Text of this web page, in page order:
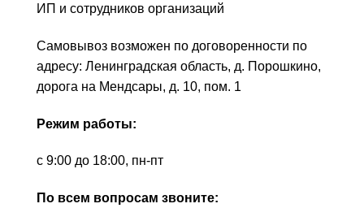
ИП и сотрудников организаций
Самовывоз возможен по договоренности по
адресу: Ленинградская область, д. Порошкино,
дорога на Мендсары, д. 10, пом. 1
Режим работы:
с 9:00 до 18:00, пн-пт
По всем вопросам звоните: